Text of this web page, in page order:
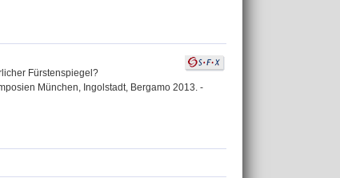
Fürstenspiegel?
München, Ingolstadt, Bergamo 2013. -